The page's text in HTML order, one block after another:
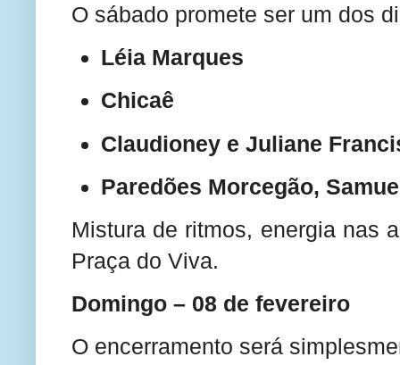
O sábado promete ser um dos
Léia Marques
Chicaê
Claudioney e Juliane
Paredões Morcegão,
Mistura de ritmos, energia nas
Praça do Viva.
Domingo – 08 de fevereiro
O encerramento será